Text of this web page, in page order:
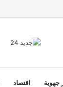
جهوية اقتصاد